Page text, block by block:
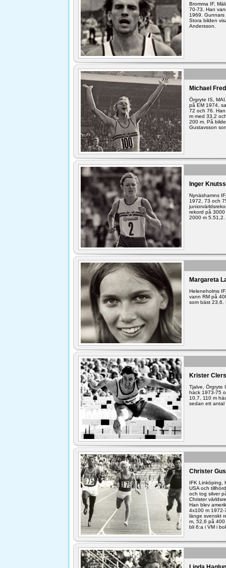
Bromma IF,
70-73. Han
1969.
Stora bilden
Andersson.
Michael
Örgryte IS,
på EM 1974,
72 och 76.
m med 33,2
200 m. På
Gustavsson
Inger
Nynäshamns
1972, 73 och
rekord på
2000 m 5.51,2.
Margareta
Heleneholms
vann RM på
som bäst 23,6.
Krister
Tjalve, Örgryte
häck 1973-75
10,7, 110 m
sedan ett antal
Christer
IFK Linköping,
USA och
och tog silver
Christer
Han blev
4x100 m
länge svenskt
m, 52,6 på 400
bli 6:a i VM i